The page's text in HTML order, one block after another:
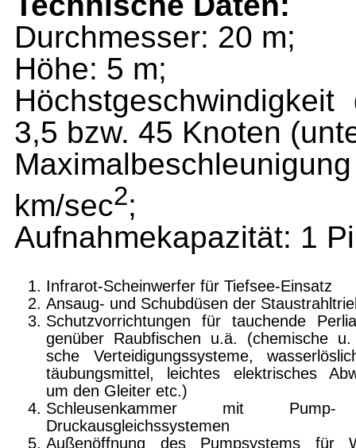
Durchmesser: 20 m;
Höhe: 5 m;
3,5 bzw. 45 Kno­ten
km/sec2;
Aufnahmekapazität: 1
Infrarot-Scheinwerfer für Tiefsee-Einsatz
Ansaug- und Schubdüsen der
Schutzvorrichtungen für tauchende
genüber Raubfischen u.ä. (chemische
sche Verteidigungssysteme,
täubungsmittel, leichtes elektrisches
um den Gleiter etc.)
Schleusenkammer mit
Druckausgleichssystemen
Außenöffnung des Pumpsystems für